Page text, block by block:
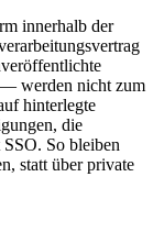
innerhalb der
— werden nicht zum
hinterlegte
die
So bleiben
statt über private